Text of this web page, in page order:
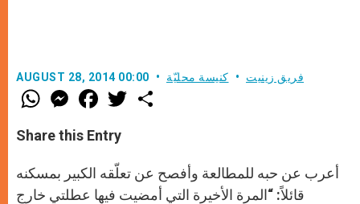
AUGUST 28, 2014 00:00 فريق زينيت كنيسة محليّة
W
h
t
s
p
p
M
e
s
e
g
e
r
F
a
e
b
o
k
w
r
Share this Entry
أعرب عن حبه للمطالعة وأفصح عن تعلّقه الكبير بمسكنه
قائلاً: “المرة الأخيرة التي أمضيت فيها عطلتي خارج